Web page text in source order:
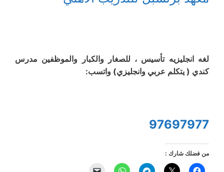
لغه انجليزيه تأسيس ، للصغار والكبار والموظفين مدرس
كندي ( يتكلم عربي وانجليزي) واتسب:
97697977
من فضلك شارك :